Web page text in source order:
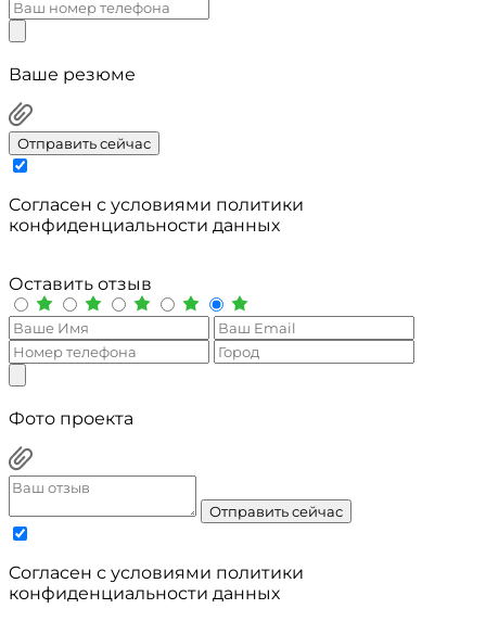
Ваше резюме
Отправить сейчас
Cогласен с условиями политики
конфиденциальности данных
Оставить отзыв
Фото проекта
Отправить сейчас
Cогласен с условиями политики
конфиденциальности данных